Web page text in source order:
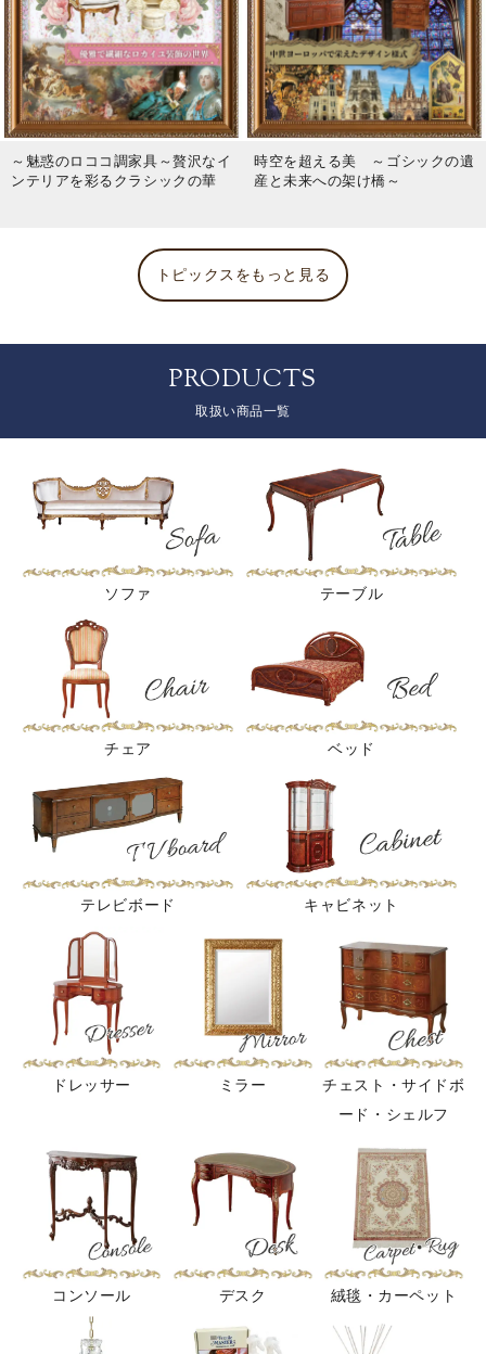
～魅惑のロココ調家具～贅沢なイ
ンテリアを彩るクラシックの華
時空を超える美 ～ゴシックの遺
産と未来への架け橋～
トピックスをもっと見る
PRODUCTS
取扱い商品一覧
ソファ テーブル
チェア ベッド
テレビボード キャビネット
ドレッサー ミラー
チェスト・サイドボ
ード・シェルフ
コンソール デスク 絨毯・カーペット